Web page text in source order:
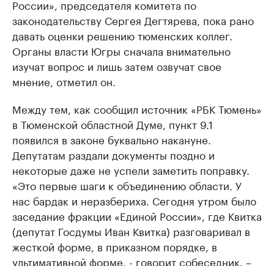
России», председателя комитета по
законодательству Сергея Дегтярева, пока рано
давать оценки решению тюменских коллег.
Органы власти Югры сначала внимательно
изучат вопрос и лишь затем озвучат свое
мнение, отметил он.
Между тем, как сообщил источник «РБК Тюмень»
в Тюменской областной Думе, пункт 9.1
появился в законе буквально накануне.
Депутатам раздали документы поздно и
некоторые даже не успели заметить поправку.
«Это первые шаги к объединению области. У
нас бардак и неразбериха. Сегодня утром было
заседание фракции «Единой России», где Квитка
(депутат Госдумы Иван Квитка) разговаривал в
жесткой форме, в приказном порядке, в
ультимативной форме. - говорит собеседник. –